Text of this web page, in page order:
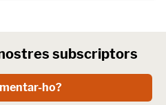
subscriptors
ho?